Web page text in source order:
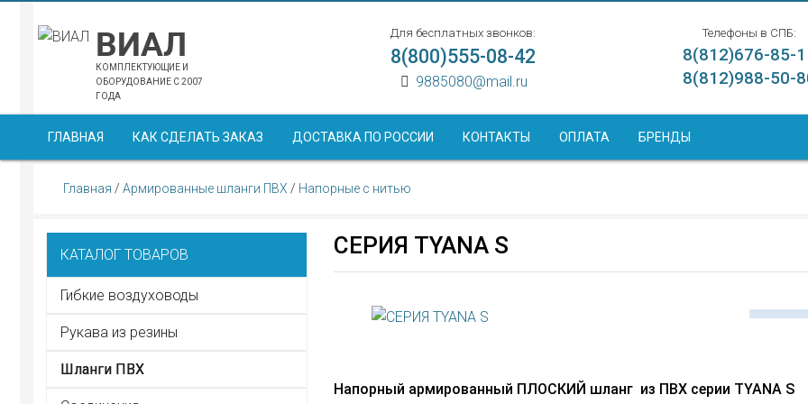
ВИАЛ
КОМПЛЕКТУЮЩИЕ И
ОБОРУДОВАНИЕ С 2007
ГОДА
Для бесплатных звонков:
8(800)555-08-42
9885080@mail.ru
Телефоны в СПБ:
8(812)676-85-
8(812)988-50-
ГЛАВНАЯ КАК СДЕЛАТЬ ЗАКАЗ ДОСТАВКА ПО РОССИИ КОНТАКТЫ ОПЛАТА БРЕНДЫ
Главная / Армированные шланги ПВХ / Напорные с нитью
КАТАЛОГ ТОВАРОВ
Гибкие воздуховоды
Рукава из резины
Шланги ПВХ
СЕРИЯ TYANA S
Напорный армированный ПЛОСКИЙ шланг из ПВХ серии TYANA S